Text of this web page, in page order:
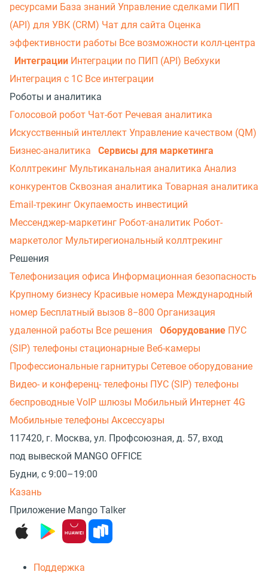
ресурсами База знаний Управление сделками ПИП
(API) для УВК (CRM) Чат для сайта Оценка
эффективности работы Все возможности колл-центра
Интеграции Интеграции по ПИП (API) Вебхуки
Интеграция с 1С Все интеграции
Роботы и аналитика
Голосовой робот Чат-бот Речевая аналитика
Искусственный интеллект Управление качеством (QM)
Бизнес-аналитика
Сервисы для маркетинга
Коллтрекинг Мультиканальная аналитика Анализ
конкурентов Сквозная аналитика Товарная аналитика
Email-трекинг Окупаемость инвестиций
Мессенджер‑маркетинг Робот-аналитик Робот-
маркетолог Мультирегиональный коллтрекинг
Решения
Телефонизация офиса Информационная безопасность
Крупному бизнесу Красивые номера Международный
номер Бесплатный вызов 8−800 Организация
удаленной работы Все решения Оборудование ПУС
(SIP) телефоны стационарные Веб-камеры
Профессиональные гарнитуры Сетевое оборудование
Видео- и конференц- телефоны ПУС (SIP) телефоны
беспроводные VoIP шлюзы Мобильный Интернет 4G
Мобильные телефоны Аксессуары
117420, г. Москва, ул. Профсоюзная, д. 57, вход
под вывеской MANGO OFFICE
Будни, с 9:00–19:00
Казань
Приложение Mango Talker
Поддержка